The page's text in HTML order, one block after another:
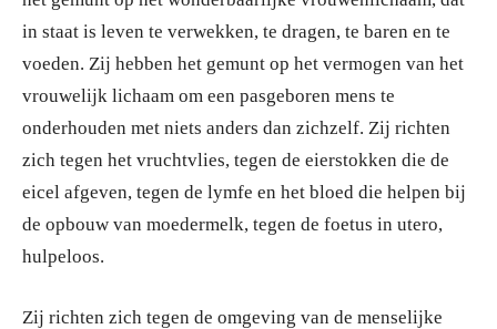
in staat is leven te verwekken, te dragen, te baren en te
voeden. Zij hebben het gemunt op het vermogen van het
vrouwelijk lichaam om een pasgeboren mens te
onderhouden met niets anders dan zichzelf. Zij richten
zich tegen het vruchtvlies, tegen de eierstokken die de
eicel afgeven, tegen de lymfe en het bloed die helpen bij
de opbouw van moedermelk, tegen de foetus in utero,
hulpeloos.
Zij richten zich tegen de omgeving van de menselijke